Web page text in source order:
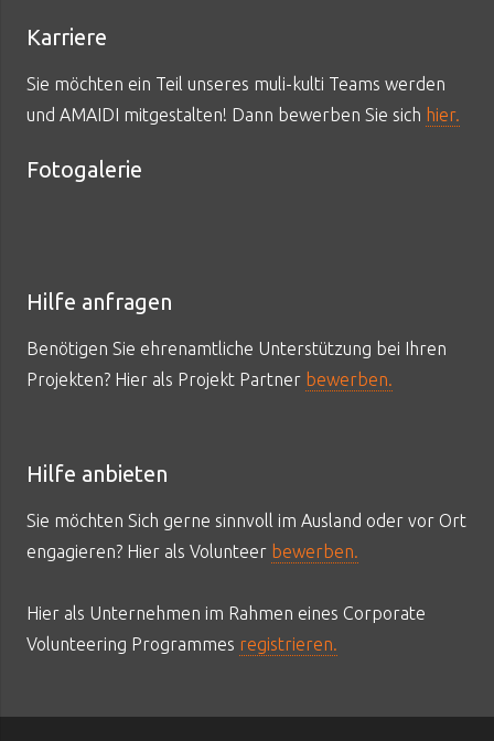
Karriere
Sie möchten ein Teil unseres muli-kulti Teams werden
und AMAIDI mitgestalten! Dann bewerben Sie sich hier.
Fotogalerie
Hilfe anfragen
Benötigen Sie ehrenamtliche Unterstützung bei Ihren
Projekten? Hier als Projekt Partner bewerben.
Hilfe anbieten
Sie möchten Sich gerne sinnvoll im Ausland oder vor Ort
engagieren? Hier als Volunteer bewerben.
Hier als Unternehmen im Rahmen eines Corporate
Volunteering Programmes registrieren.